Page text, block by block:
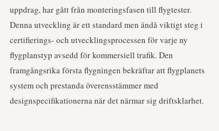
uppdrag, har gått från monteringsfasen till flygtester.
Denna utveckling är ett standard men ändå viktigt steg i
certifierings- och utvecklingsprocessen för varje ny
flygplanstyp avsedd för kommersiell trafik. Den
framgångsrika första flygningen bekräftar att flygplanets
system och prestanda överensstämmer med
designspecifikationerna när det närmar sig driftsklarhet.